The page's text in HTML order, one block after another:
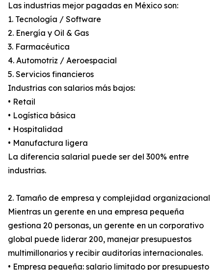
Las industrias mejor pagadas en México son:
1. Tecnología / Software
2. Energía y Oil & Gas
3. Farmacéutica
4. Automotriz / Aeroespacial
5. Servicios financieros
Industrias con salarios más bajos:
• Retail
• Logística básica
• Hospitalidad
• Manufactura ligera
La diferencia salarial puede ser del 300% entre
industrias.
2. Tamaño de empresa y complejidad organizacional
Mientras un gerente en una empresa pequeña
gestiona 20 personas, un gerente en un corporativo
global puede liderar 200, manejar presupuestos
multimillonarios y recibir auditorías internacionales.
• Empresa pequeña: salario limitado por presupuesto